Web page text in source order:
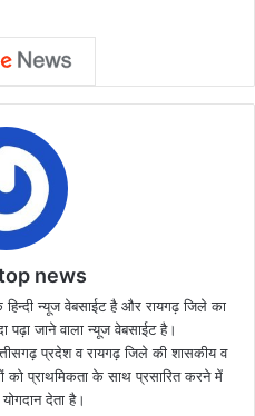
news
न्यूज वेबसाईट है और रायगढ़ जिले का
पढ़ा जाने वाला न्यूज वेबसाईट है।
प्रदेश व रायगढ़ जिले की शासकीय व
को प्राथमिकता के साथ प्रसारित करने में
देता है।